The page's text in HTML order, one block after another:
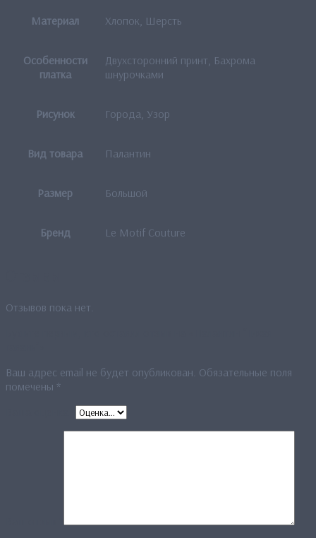
Материал Хлопок, Шерсть
Особенности
платка
Двухсторонний принт, Бахрома
шнурочками
Рисунок Города, Узор
Вид товара Палантин
Размер Большой
Бренд Le Motif Couture
Отзывов пока нет.
Ваш адрес email не будет опубликован. Обязательные поля
помечены *